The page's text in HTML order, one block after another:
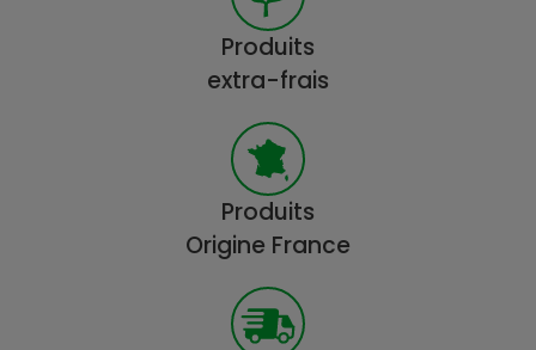
Produits
extra-frais
Produits
Origine France